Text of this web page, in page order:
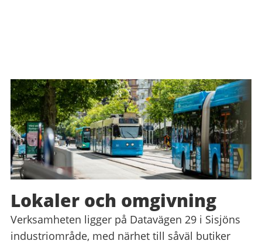
Lokaler och omgivning
Verksamheten ligger på Datavägen 29 i Sisjöns
industriområde, med närhet till såväl butiker